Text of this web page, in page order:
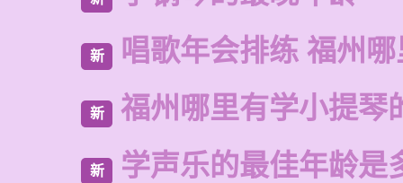
新 唱歌年会排练 福州
新 福州哪里有学小提琴
新 学声乐的最佳年龄是